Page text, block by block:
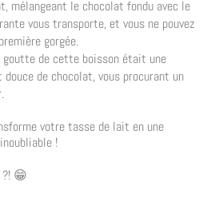
mélangeant le chocolat fondu avec le
vous transporte, et vous ne pouvez
gorgée.
goutte de cette boisson était une
de chocolat, vous procurant un
votre tasse de lait en une
!
?! 😁